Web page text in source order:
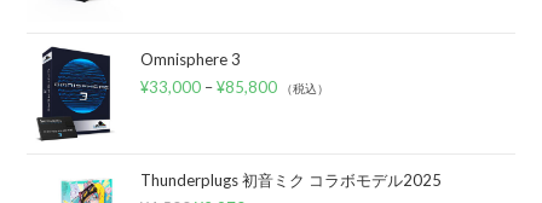
Omnisphere 3
¥33,000 –¥85,800 （税込）
Thunderplugs 初音ミク コラボモデル2025